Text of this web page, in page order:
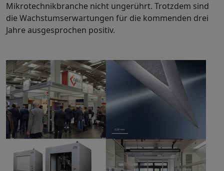
Mikrotechnikbranche nicht ungerührt. Trotzdem sind
die Wachstumserwartungen für die kommenden drei
Jahre ausgesprochen positiv.